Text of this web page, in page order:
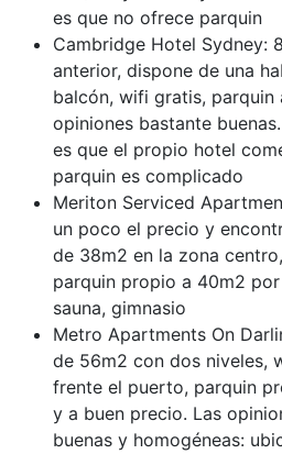
es que no ofrece parquin
Cambridge Hotel Sydney:
anterior, dispone de una
balcón, wifi gratis,
opiniones bastante
es que el propio hotel
parquin es complicado
Meriton Serviced
un poco el precio y
de 38m2 en la zona
parquin propio a 40m2
sauna, gimnasio
Metro Apartments On
de 56m2 con dos niveles,
frente el puerto, parquin
y a buen precio. Las
buenas y homogéneas: